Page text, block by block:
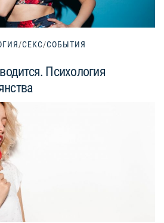
/СЕКС/СОБЫТИЯ
Психология